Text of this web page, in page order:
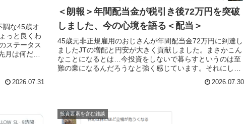
調な45歳オ
っと良くわ
ステータス
月は何だっ
2026.07.31
＜朗報＞年間配当金が税引き後72万円を突破
しました、今の心境を語る＜配当＞
45歳元非正規雇用のおじさんが年間配当金72万円に到達し
ましたJTの増配と円安が大きく貢献しました。まさかこん
なことになるとは…今投資をしないで暮らすというのは至
難の業になるんだろうなと強く感じています。それにして
も、ここまであっさり増配が進むと株式市場は強いなと思
2026.07.30
投資要素を含む雑談